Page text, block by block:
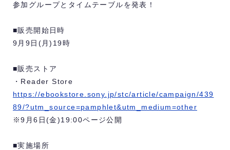
参加グループとタイムテーブルを発表！
■販売開始日時
9月9日(月)19時
■販売ストア
・Reader Store
https://ebookstore.sony.jp/stc/article/campaign/439
89/?utm_source=pamphlet&utm_medium=other
※9月6日(金)19:00ページ公開
■実施場所